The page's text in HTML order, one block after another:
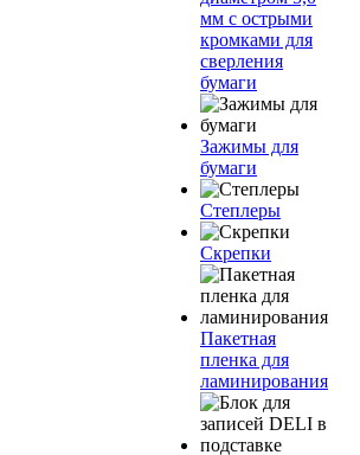
мм с острыми
кромками для
сверления
бумаги
Зажимы для
бумаги
Степлеры
Скрепки
Пакетная
пленка для
ламинирования